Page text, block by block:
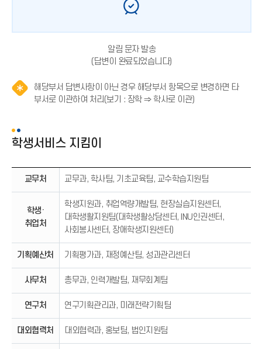
알림 문자 발송
(답변이 완료되었습니다)
해당부서 답변사항이 아닌 경우 해당부서 항목으로 변경하면 타
부서로 이관하여 처리(보기 : 장학 ⇒ 학사로 이관)알
콘
)
학생서비스 지킴이
교무처 교무과, 학사팀, 기초교육팀, 교수학습지원팀
학생·
취업처
학생지원과, 취업역량개발팀, 현장실습지원센터,
대학생활지원팀(대학생활상담센터, INU인권센터,
사회봉사센터, 장애학생지원센터)
기획예산처 기획평가과, 재정예산팀, 성과관리센터
사무처 총무과, 인력개발팀, 재무회계팀
연구처 연구기획관리과, 미래전략기획팀
대외협력처 대외협력과, 홍보팀, 법인지원팀